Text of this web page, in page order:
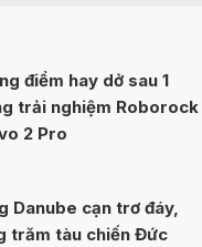
điểm hay dở sau 1
trải nghiệm Roborock
2 Pro
Danube cạn trơ đáy,
trăm tàu chiến Đức